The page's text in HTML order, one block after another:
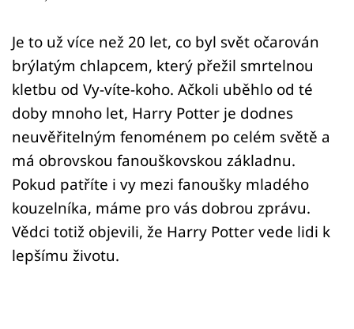
Je to už více než 20 let, co byl svět očarován
brýlatým chlapcem, který přežil smrtelnou
kletbu od Vy-víte-koho. Ačkoli uběhlo od té
doby mnoho let, Harry Potter je dodnes
neuvěřitelným fenoménem po celém světě a
má obrovskou fanouškovskou základnu.
Pokud patříte i vy mezi fanoušky mladého
kouzelníka, máme pro vás dobrou zprávu.
Vědci totiž objevili, že Harry Potter vede lidi k
lepšímu životu.